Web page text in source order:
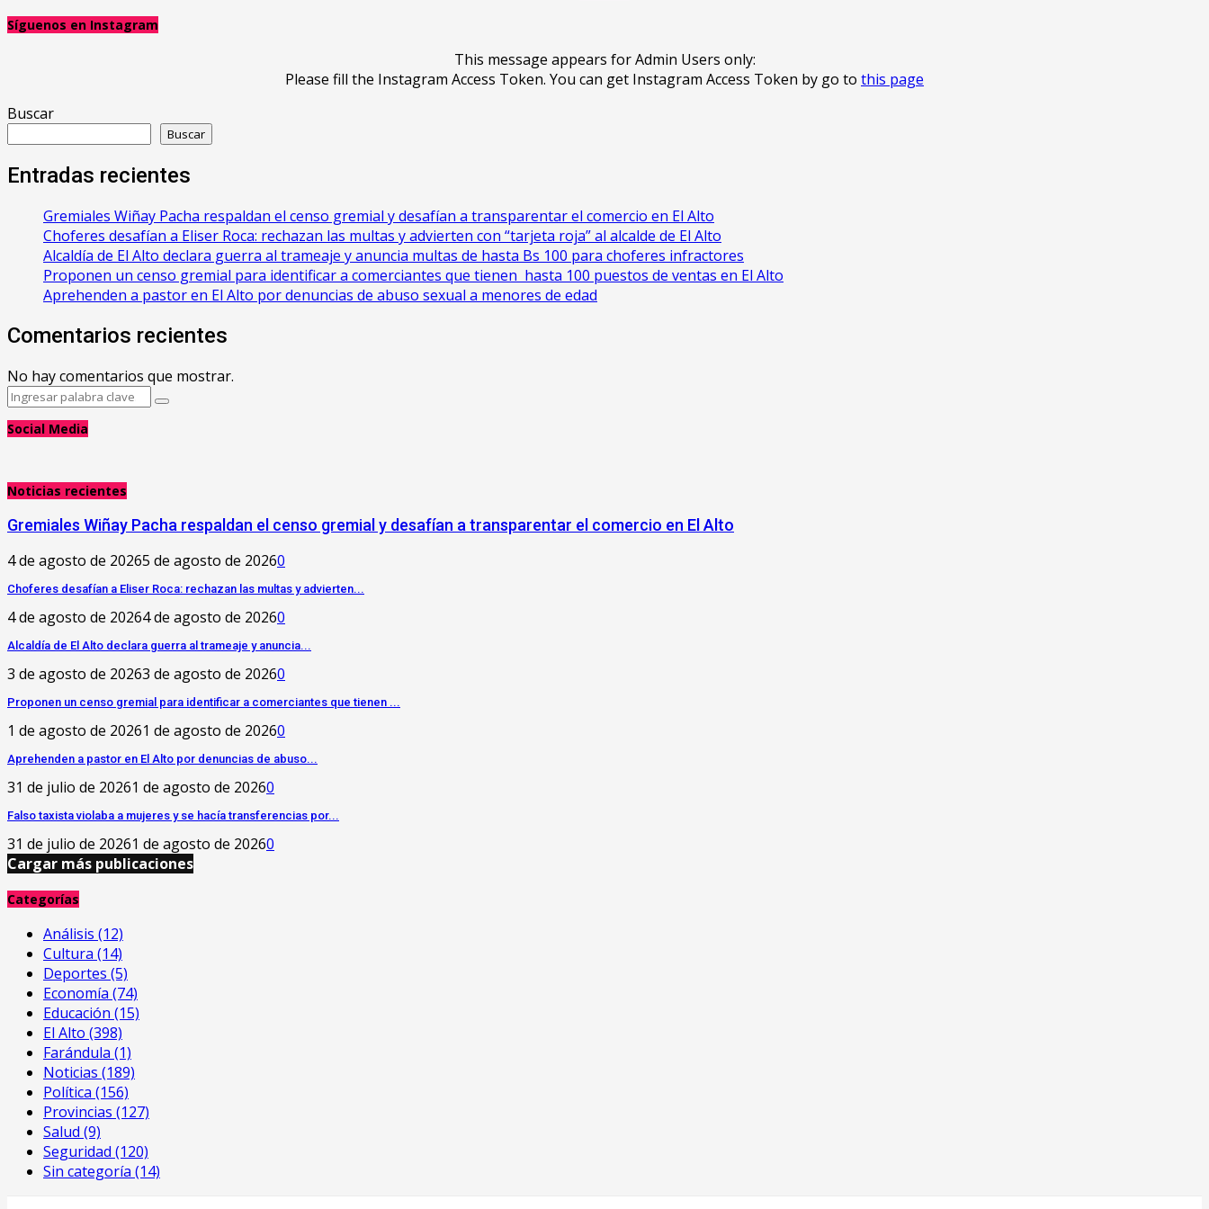
Síguenos en Instagram
This message appears for Admin Users only:
Please fill the Instagram Access Token. You can get Instagram Access Token by go to this page
Buscar
Buscar
Entradas recientes
Gremiales Wiñay Pacha respaldan el censo gremial y desafían a transparentar el comercio en El Alto
Choferes desafían a Eliser Roca: rechazan las multas y advierten con “tarjeta roja” al alcalde de El Alto
‎Alcaldía de El Alto declara guerra al trameaje y anuncia multas de hasta Bs 100 para choferes infractores
Proponen un censo gremial para identificar a comerciantes que tienen hasta 100 puestos de ventas en El Alto
Aprehenden a pastor en El Alto por denuncias de abuso sexual a menores de edad
Comentarios recientes
No hay comentarios que mostrar.
Search
Search
Social Media
Noticias recientes
Gremiales Wiñay Pacha respaldan el censo gremial y desafían a transparentar el comercio en El Alto
4 de agosto de 20265 de agosto de 20260
Choferes desafían a Eliser Roca: rechazan las multas y advierten...
4 de agosto de 20264 de agosto de 20260
‎Alcaldía de El Alto declara guerra al trameaje y anuncia...
3 de agosto de 20263 de agosto de 20260
Proponen un censo gremial para identificar a comerciantes que tienen ...
1 de agosto de 20261 de agosto de 20260
Aprehenden a pastor en El Alto por denuncias de abuso...
31 de julio de 20261 de agosto de 20260
Falso taxista violaba a mujeres y se hacía transferencias por...
31 de julio de 20261 de agosto de 20260
Cargar más publicaciones
Categorías
Análisis (12)
Cultura (14)
Deportes (5)
Economía (74)
Educación (15)
El Alto (398)
Farándula (1)
Noticias (189)
Política (156)
Provincias (127)
Salud (9)
Seguridad (120)
Sin categoría (14)